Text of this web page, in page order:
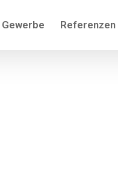
Gewerbe Referenzen